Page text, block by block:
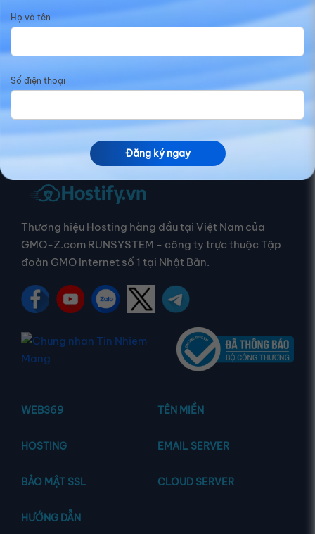
Tin công nghệ
TIN ĐỌC NHIỀU NHẤT
Thương hiệu Hosting hàng đầu tại Việt Nam của
GMO-Z.com RUNSYSTEM - công ty trực thuộc Tập
đoàn GMO Internet số 1 tại Nhật Bản.
WEB369 TÊN MIỀN
HOSTING EMAIL SERVER
BẢO MẬT SSL CLOUD SERVER
HƯỚNG DẪN
Họ và tên
Số điện thoại
Đăng ký ngay